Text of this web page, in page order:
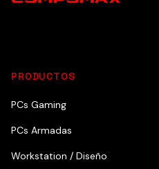
PRODUCTOS
PCs Gaming
PCs Armadas
Workstation / Diseño